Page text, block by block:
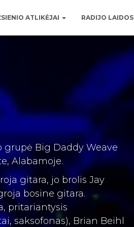
ATLIKĖJAI RADIJO LAIDOS
grupė Big Daddy Weave
Alabamoje.
gitara, jo brolis Jay
bosine gitara.
pritariantysis
saksofonas), Brian Beihl